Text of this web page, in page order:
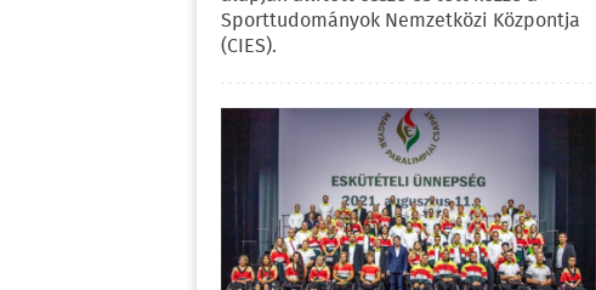
Sporttudományok Nemzetközi Központja
(CIES).